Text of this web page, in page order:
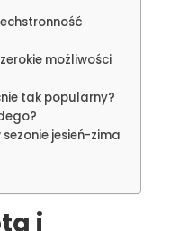
możliwości
tak popularny?
jesień-zima
i